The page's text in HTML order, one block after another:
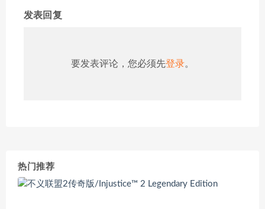
发表回复
要发表评论，您必须先登录。
热门推荐